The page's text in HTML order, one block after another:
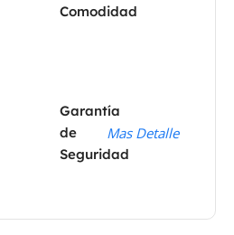
Comodidad
Garantía
de
Seguridad
Mas Detalle